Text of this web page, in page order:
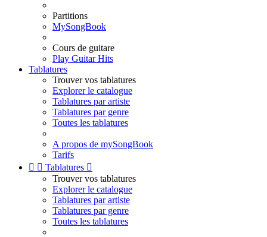
Partitions
MySongBook
Cours de guitare
Play Guitar Hits
Tablatures
Trouver vos tablatures
Explorer le catalogue
Tablatures par artiste
Tablatures par genre
Toutes les tablatures
A propos de mySongBook
Tarifs
  Tablatures 
Trouver vos tablatures
Explorer le catalogue
Tablatures par artiste
Tablatures par genre
Toutes les tablatures